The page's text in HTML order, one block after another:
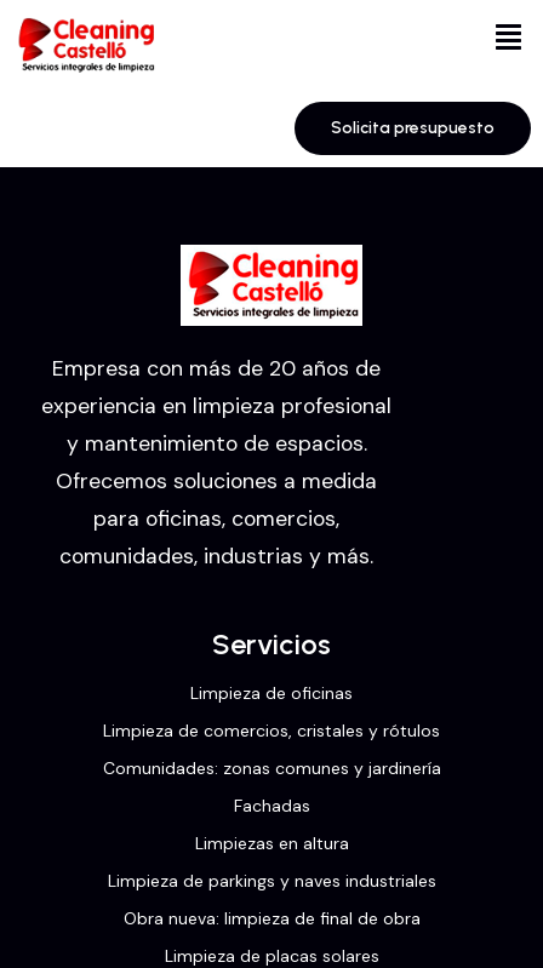
Solicita presupuesto
Empresa con más de 20 años de
experiencia en limpieza profesional
y mantenimiento de espacios.
Ofrecemos soluciones a medida
para oficinas, comercios,
comunidades, industrias y más.
Servicios
Limpieza de oficinas
Limpieza de comercios, cristales y rótulos
Comunidades: zonas comunes y jardinería
Fachadas
Limpiezas en altura
Limpieza de parkings y naves industriales
Obra nueva: limpieza de final de obra
Limpieza de placas solares